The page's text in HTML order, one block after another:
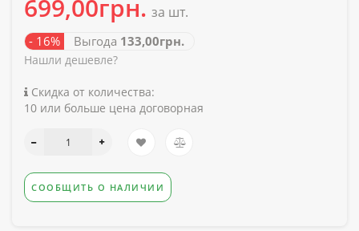
699,00грн. за шт.
- 16% Выгода 133,00грн.
Нашли дешевле?
Скидка от количества:
10 или больше цена договорная
СООБЩИТЬ О НАЛИЧИИ